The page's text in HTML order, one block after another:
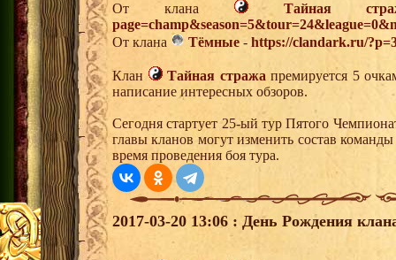
От клана
Тайная
От клана
Тёмные - https://clandark.ru/
Клан Тайная стража премируется 5
написание интересных обзоров.
Сегодня стартует 25-ый тур Пятого
главы кланов могут изменить состав
время проведения боя тура.
2017-03-20 13:06 : День Рождения